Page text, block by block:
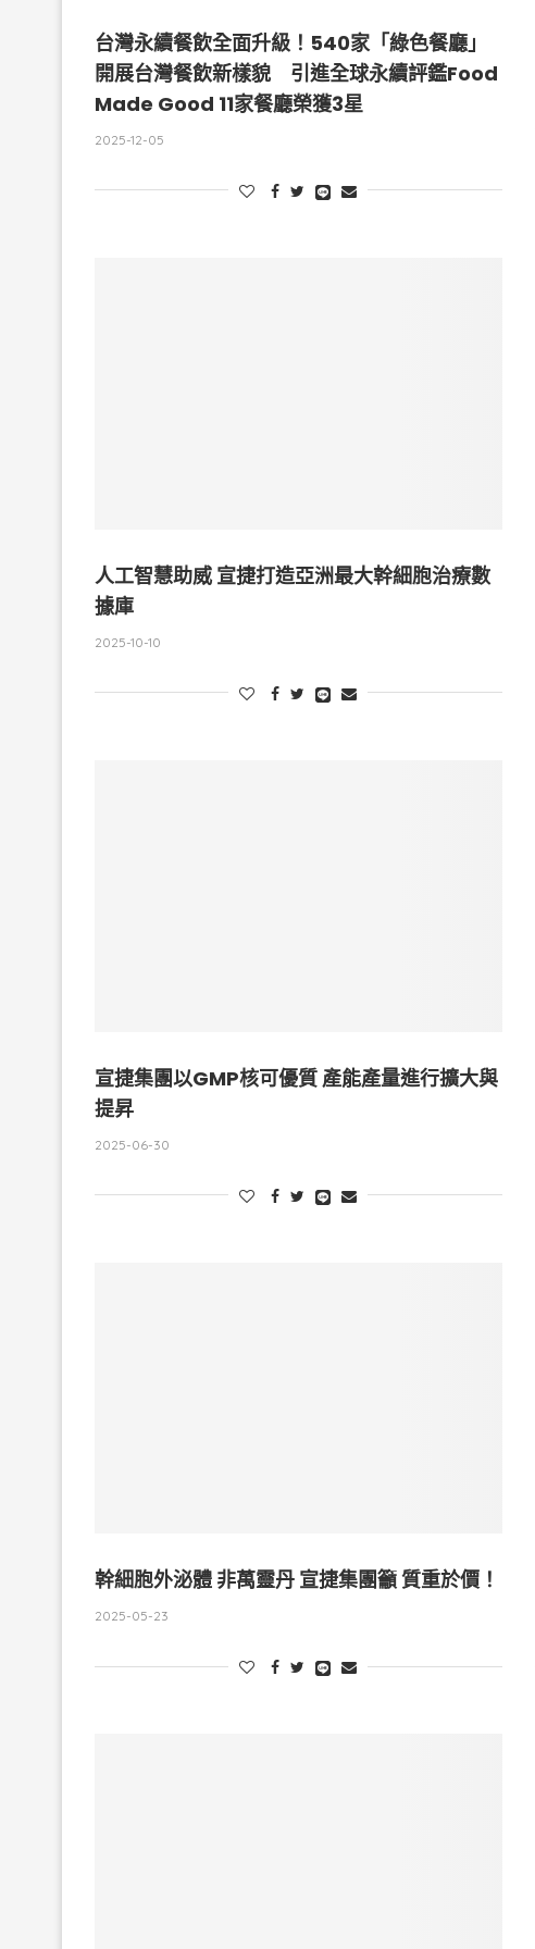
台灣永續餐飲全面升級！540家「綠色餐廳」
開展台灣餐飲新樣貌 引進全球永續評鑑Food
Made Good 11家餐廳榮獲3星
2025-12-05
人工智慧助威 宣捷打造亞洲最大幹細胞治療數
據庫
2025-10-10
宣捷集團以GMP核可優質 產能產量進行擴大與
提昇
2025-06-30
幹細胞外泌體 非萬靈丹 宣捷集團籲 質重於價！
2025-05-23